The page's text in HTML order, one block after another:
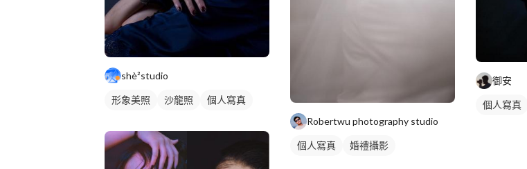
shè²studio
形象美照 沙龍照 個人寫真
Robertwu photography studio
個人寫真 婚禮攝影
御安
個人寫真